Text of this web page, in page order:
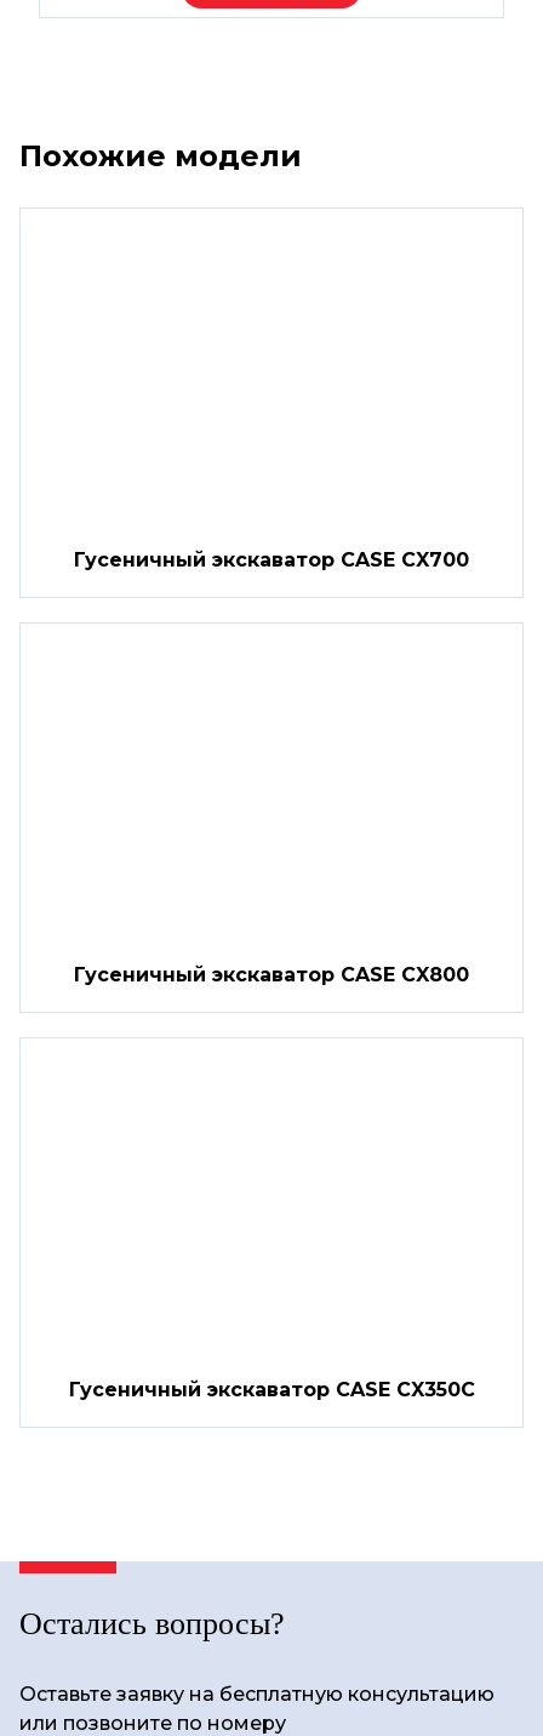
Похожие модели
Гусеничный экскаватор CASE CX700
Гусеничный экскаватор CASE CX800
Гусеничный экскаватор CASE CX350C
Остались вопросы?
Оставьте заявку на бесплатную консультацию
или позвоните по номеру